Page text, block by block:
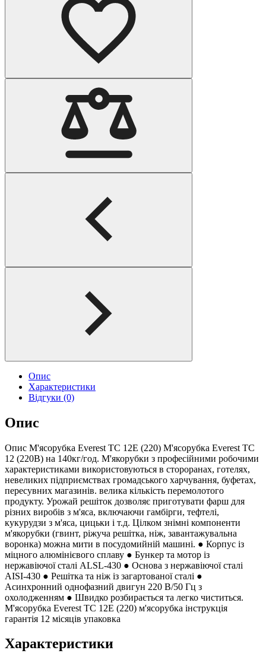
Опис
Характеристики
Відгуки (0)
Опис
Опис М'ясорубка Everest TC 12E (220) М'ясорубка Everest TC
12 (220В) на 140кг/год. М'якорубки з професійними робочими
характеристиками використовуються в стороранах, готелях,
невеликих підприємствах громадського харчування, буфетах,
пересувних магазинів. велика кількість перемолотого
продукту. Урожай решіток дозволяє приготувати фарш для
різних виробів з м'яса, включаючи гамбірги, тефтелі,
кукурудзи з м'яса, цицьки і т.д. Цілком знімні компоненти
м'якорубки (гвинт, ріжуча решітка, ніж, завантажувальна
воронка) можна мити в посудомийній машині. ● Корпус із
міцного алюмінієвого сплаву ● Бункер та мотор із
нержавіючої сталі ALSL-430 ● Основа з нержавіючої сталі
AISI-430 ● Решітка та ніж із загартованої сталі ●
Асинхронний однофазний двигун 220 В/50 Гц з
охолодженням ● Швидко розбирається та легко чиститься.
М'ясорубка Everest TC 12E (220) м'ясорубка інструкція
гарантія 12 місяців упаковка
Характеристики